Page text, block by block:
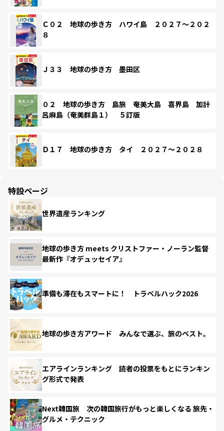
Ｃ０２ 地球の歩き方 ハワイ島 ２０２７～２０２
８
Ｊ３３ 地球の歩き方 墨田区
０２ 地球の歩き方 島旅 奄美大島 喜界島 加計
呂麻島（奄美群島１） ５訂版
Ｄ１７ 地球の歩き方 タイ ２０２７～２０２８
特設ページ
世界遺産ランキング
地球の歩き方 meets クリストファー・ノーラン監督
最新作『オデュッセイア』
準備も滞在もスマートに！ トラベルハック2026
地球の歩き方アワード みんなで選ぶ、旅のベスト。
エアラインランキング 読者の投票をもとにランキン
グ形式で発表
Next韓国旅 次の韓国旅行がもっと楽しくなる 旅先・
グルメ・テクニック